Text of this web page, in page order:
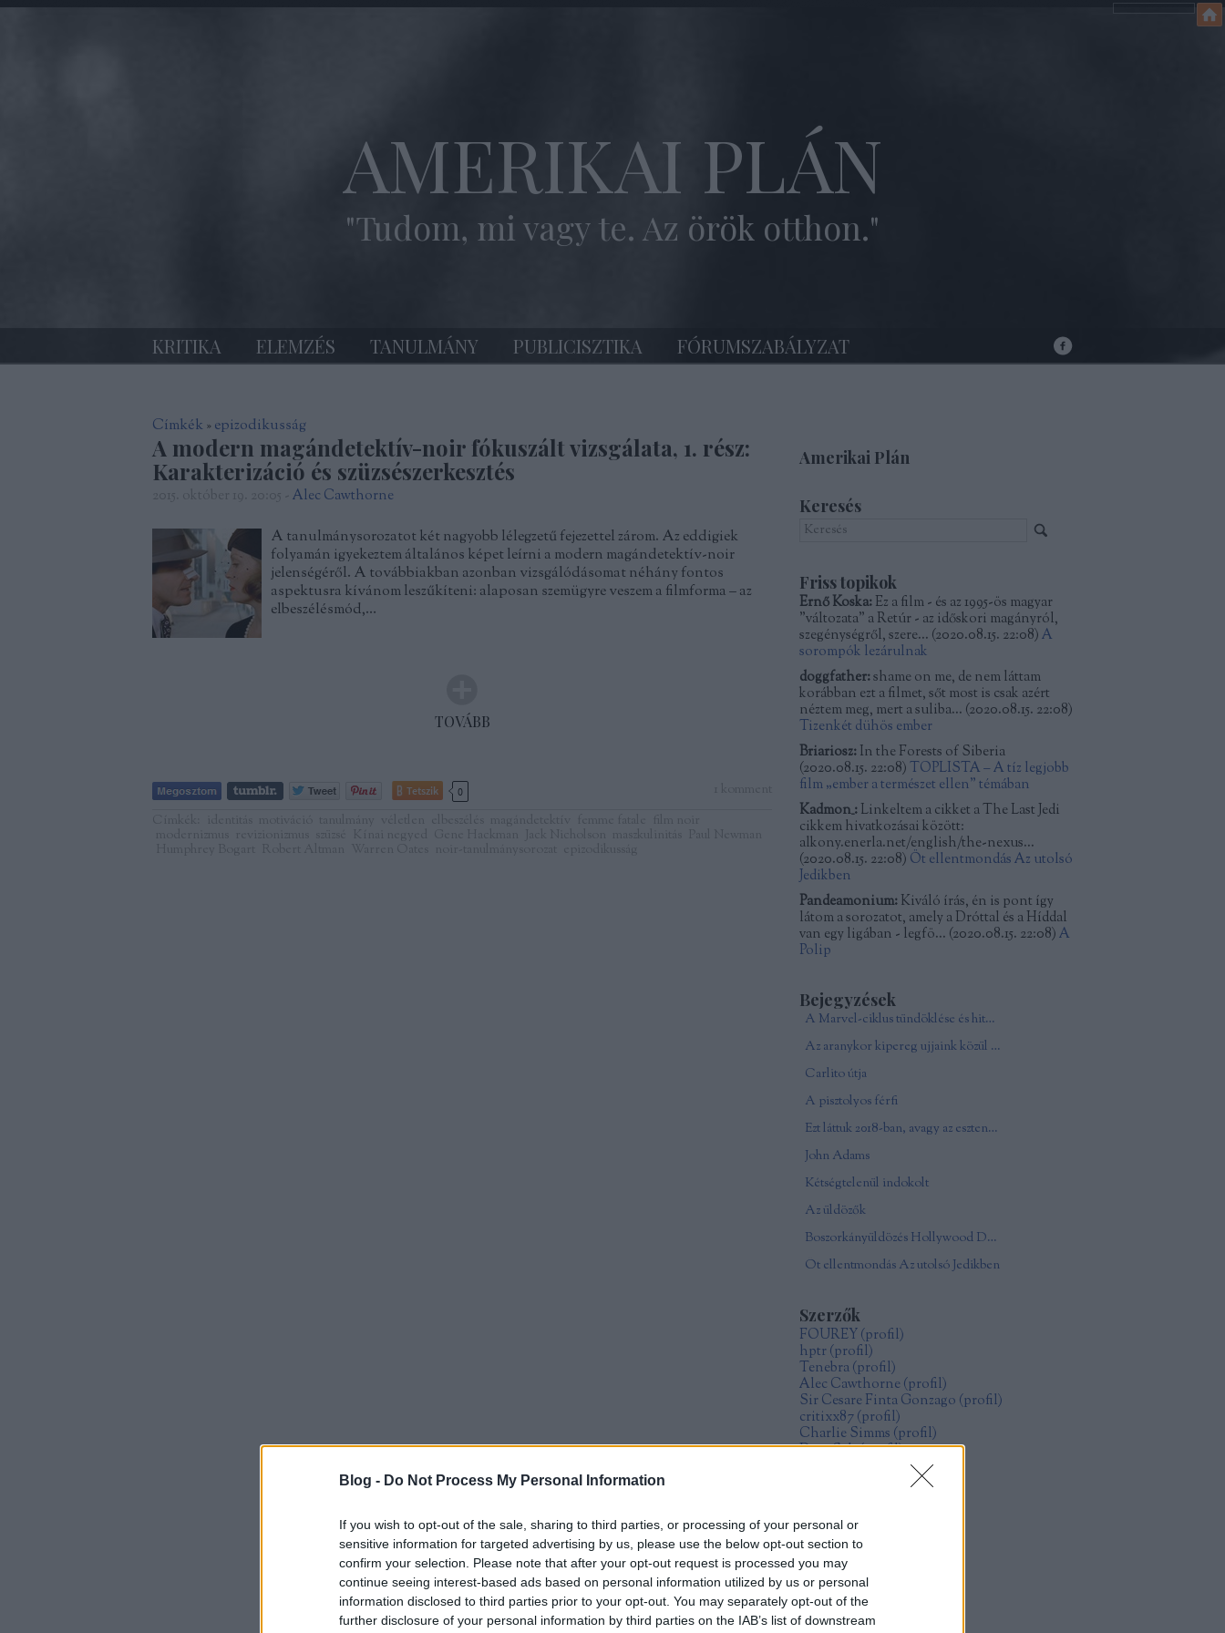
Blog - Do Not Process My Personal Information
If you wish to opt-out of the sale, sharing to third parties, or processing of your personal or
sensitive information for targeted advertising by us, please use the below opt-out section to
confirm your selection. Please note that after your opt-out request is processed you may
continue seeing interest-based ads based on personal information utilized by us or personal
information disclosed to third parties prior to your opt-out. You may separately opt-out of the
further disclosure of your personal information by third parties on the IAB’s list of downstream
AMERIKAI PLÁN
"Tudom, mi vagy te. Az örök otthon."
KRITIKA ELEMZÉS TANULMÁNY PUBLICISZTIKA FÓRUMSZABÁLYZAT
Címkék » epizodikusság
A modern magándetektív-noir fókuszált vizsgálata, 1. rész:
Karakterizáció és szüzsészerkesztés
Alec Cawthorne
A tanulmánysorozatot két nagyobb lélegzetű fejezettel zárom. Az eddigiek
folyamán igyekeztem általános képet leírni a modern magándetektív-noir
jelenségéről. A továbbiakban azonban vizsgálódásomat néhány fontos
aspektusra kívánom leszűkíteni: alaposan szemügyre veszem a filmforma – az
elbeszélésmód,…
TOVÁBB
Tetszik 0
Amerikai Plán
Keresés
Friss topikok
Ernő Koska:Ez a film - és az 1995-ös magyar
"változata" a Retúr - az időskori magányról,
szegénységről, szere... (2020.08.15. 22:08)A
sorompók lezárulnak
doggfather:shame on me, de nem láttam
korábban ezt a filmet, sőt most is csak azért
néztem meg, mert a suliba... (2020.08.15. 22:08)
Tizenkét dühös ember
Briariosz:In the Forests of Siberia
(2020.08.15. 22:08)TOPLISTA – A tíz legjobb
film „ember a természet ellen” témában
Kadmon_:Linkeltem a cikket a The Last Jedi
cikkem hivatkozásai között:
alkony.enerla.net/english/the-nexus...
(2020.08.15. 22:08) Öt ellentmondás Az utolsó
Jedikben
Pandeamonium:Kiváló írás, én is pont így
látom a sorozatot, amely a Dróttal és a Híddal
van egy ligában - legfö... (2020.08.15. 22:08)A
Polip
Bejegyzések
A Marvel-ciklus tündöklése és hitványsága
Az aranykor kipereg ujjaink közül - In memoriam Andy Vajna
Carlito útja
A pisztolyos férfi
Ezt láttuk 2018-ban, avagy az esztendő csúcsfilmjei
John Adams
Kétségtelenül indokolt
Az üldözők
Boszorkányüldözés Hollywood Damonjai Allen
Öt ellentmondás Az utolsó Jedikben
Szerzők
FOUREY (profil)
hptr(profil)
Tenebra(profil)
Alec Cawthorne (profil)
Sir Cesare Finta Gonzago (profil)
critixx87(profil)
Charlie Simms (profil)
Dave Salt(profil)
Szűcs Zoltán Gábor(profil
Archívum
2019 május
2019 január
2018 december
2018 május(2